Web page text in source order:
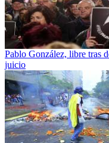
Pablo González, libre tras
juicio